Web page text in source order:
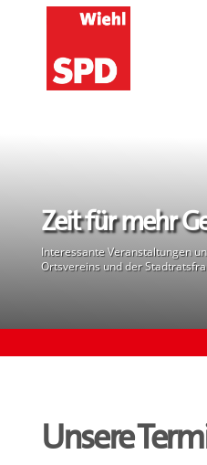
Zeit für mehr
Interessante Veranstaltungen
Ortsvereins und der
Unsere